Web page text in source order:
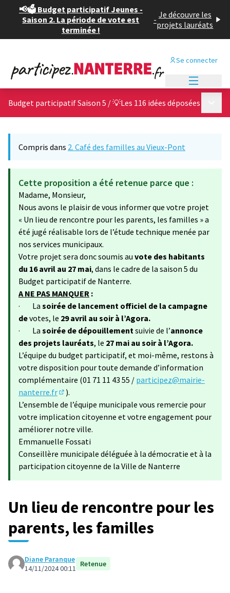
📢🗳️ Budget participatif Jeunes -
Saison 2. La période de vote est
terminée !
- Je découvre les
projets lauréats
Se connecter
Budget participatif Saison 5 /💡Les 116 idées déposées
Compris dans 2. Café des familles au Vieux-Pont
Cette proposition a été retenue parce que :
Madame, Monsieur,
Nous avons le plaisir de vous informer que votre projet
« Un lieu de rencontre pour les parents, les familles » a
été jugé réalisable lors de l’étude technique menée par
nos services municipaux.
Votre projet sera donc soumis au vote des habitants
du 16 avril au 27 mai, dans le cadre de la saison 5 du
Budget participatif de Nanterre.
A NE PAS MANQUER :
· La soirée de lancement officiel de la campagne
devotes, le 29 avril au soir à l’Agora.
· La soirée de dépouillementsuivie de l’annonce
des projets lauréats, le 27 mai au soir à l’Agora.
L’équipe du budget participatif, et moi-même, restons à
votre disposition pour toute demande d’information
complémentaire (01 71 11 43 55 / participez@mairie-
nanterre.fr
(S'ouvre dans un nouvel onglet)
).
L’ensemble de l’équipe municipale vous remercie pour
votre implication citoyenne et votre engagement pour
améliorer notre ville.
Emmanuelle Fossati
Conseillère municipale déléguée à la démocratie et à la
participation citoyenne de la Ville de Nanterre
Un lieu de rencontre pour les
parents, les familles
Diane Paranque
14/11/2024 00:11 Retenue